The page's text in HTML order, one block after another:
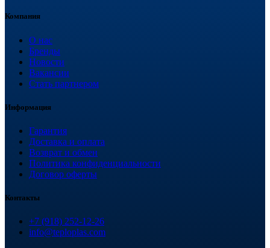
Компания
О нас
Бренды
Новости
Вакансии
Стать партнером
Информация
Гарантия
Доставка и оплата
Возврат и обмен
Политика конфиденциальности
Договор оферты
Контакты
+7 (918) 252-12-26
info@teploplas.com